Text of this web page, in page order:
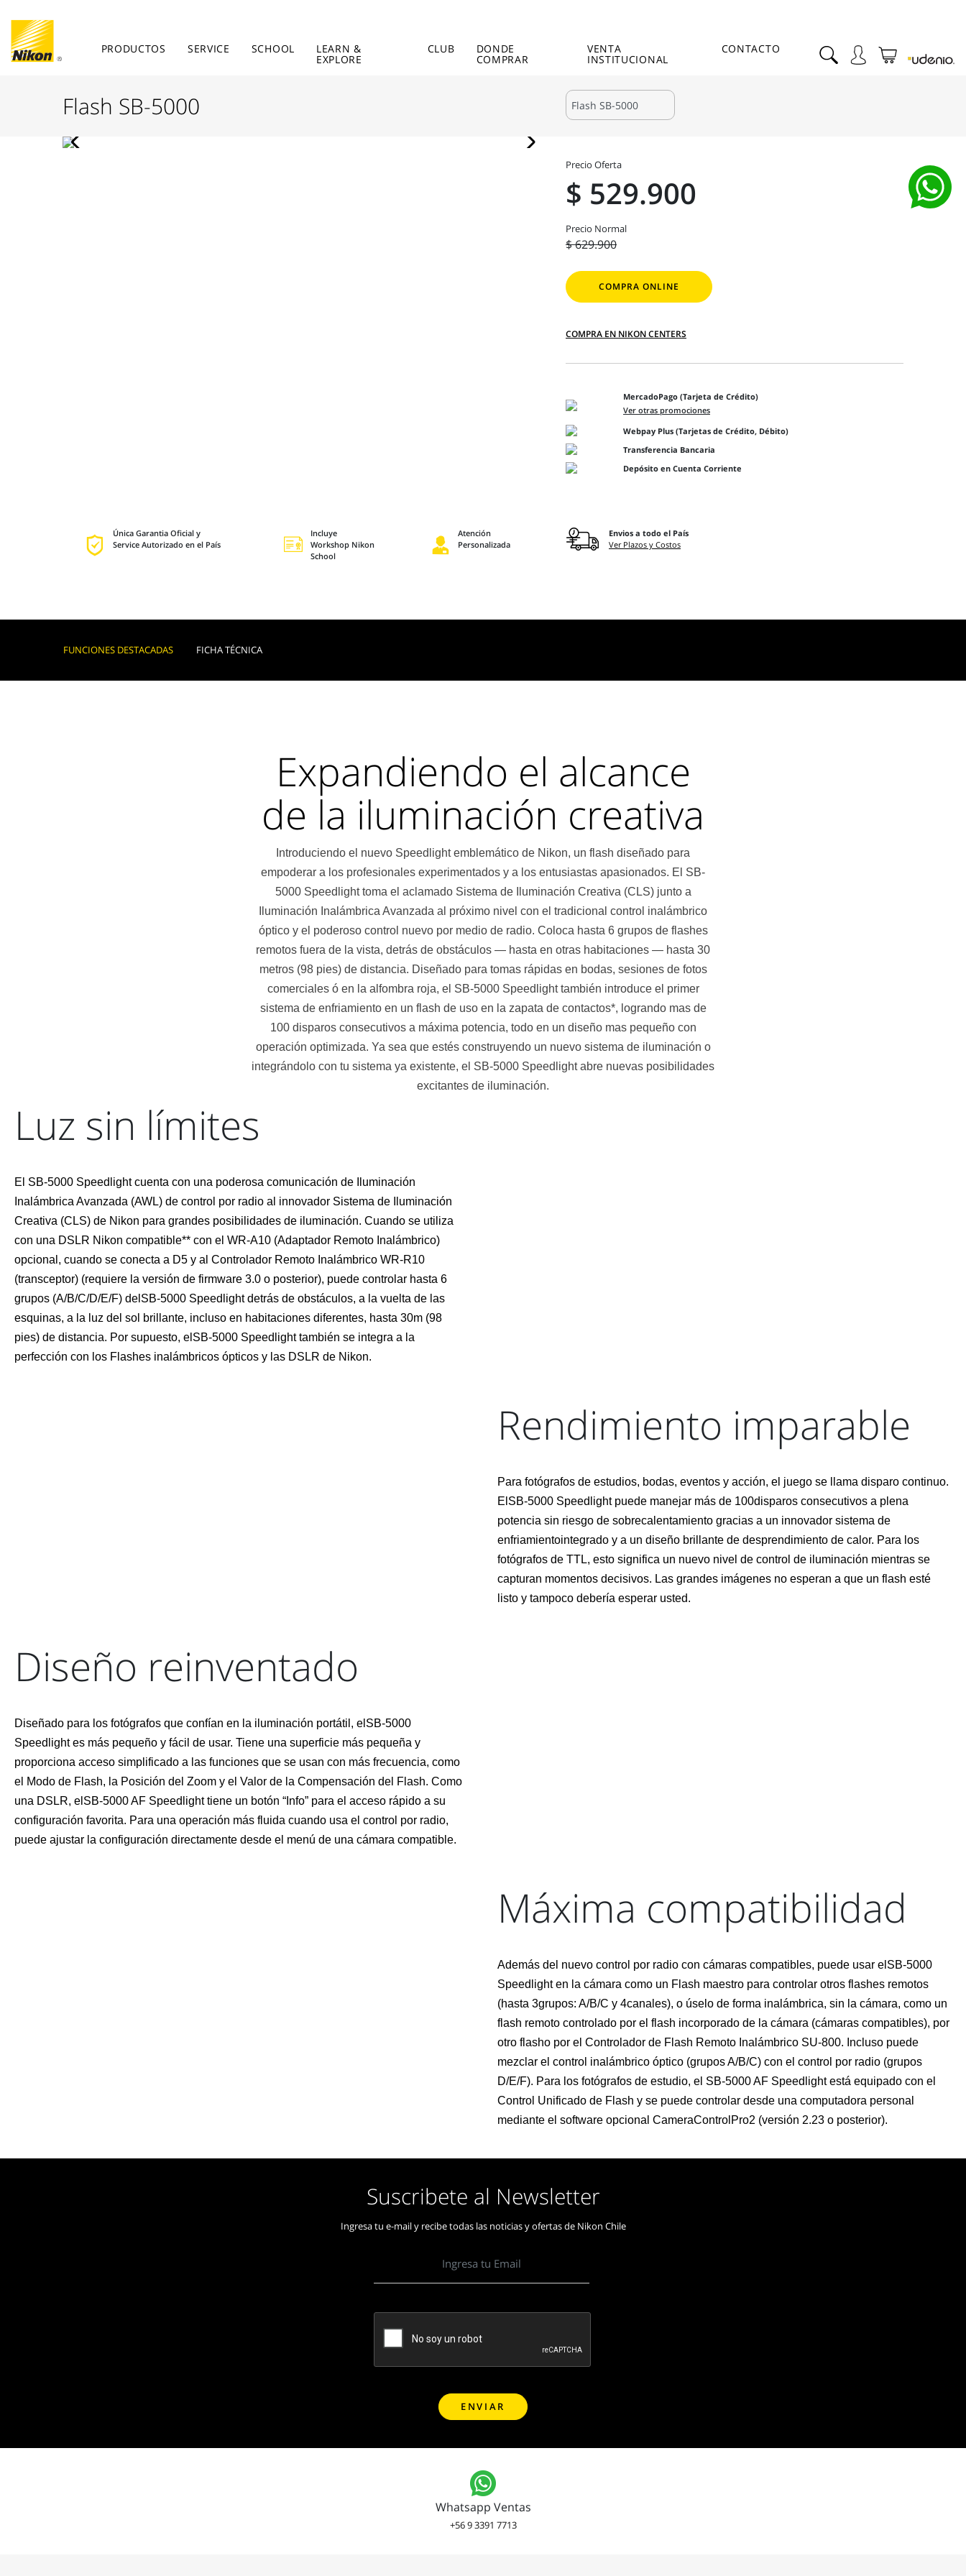
PRODUCTOS SERVICE SCHOOL LEARN &
EXPLORE
CLUB DONDE
COMPRAR
VENTA
INSTITUCIONAL
CONTACTO
Flash SB-5000
Precio Oferta
$ 529.900
Precio Normal
$ 629.900
COMPRA ONLINE
COMPRA EN NIKON CENTERS
MercadoPago (Tarjeta de Crédito)
Ver otras promociones
Webpay Plus (Tarjetas de Crédito, Débito)
Transferencia Bancaria
Depósito en Cuenta Corriente
Única Garantia Oficial y
Service Autorizado en el País
Incluye
Workshop Nikon
School
Atención
Personalizada
Envios a todo el País
Ver Plazos y Costos
FUNCIONES DESTACADAS FICHA TÉCNICA
Expandiendo el alcance
de la iluminación creativa
Introduciendo el nuevo Speedlight emblemático de Nikon, un flash diseñado para
empoderar a los profesionales experimentados y a los entusiastas apasionados. El SB-
5000 Speedlight toma el aclamado Sistema de Iluminación Creativa (CLS) junto a
Iluminación Inalámbrica Avanzada al próximo nivel con el tradicional control inalámbrico
óptico y el poderoso control nuevo por medio de radio. Coloca hasta 6 grupos de flashes
remotos fuera de la vista, detrás de obstáculos — hasta en otras habitaciones — hasta 30
metros (98 pies) de distancia. Diseñado para tomas rápidas en bodas, sesiones de fotos
comerciales ó en la alfombra roja, el SB-5000 Speedlight también introduce el primer
sistema de enfriamiento en un flash de uso en la zapata de contactos*, logrando mas de
100 disparos consecutivos a máxima potencia, todo en un diseño mas pequeño con
operación optimizada. Ya sea que estés construyendo un nuevo sistema de iluminación o
integrándolo con tu sistema ya existente, el SB-5000 Speedlight abre nuevas posibilidades
excitantes de iluminación.
Luz sin límites
El SB-5000 Speedlight cuenta con una poderosa comunicación de Iluminación
Inalámbrica Avanzada (AWL) de control por radio al innovador Sistema de Iluminación
Creativa (CLS) de Nikon para grandes posibilidades de iluminación. Cuando se utiliza
con una DSLR Nikon compatible** con el WR-A10 (Adaptador Remoto Inalámbrico)
opcional, cuando se conecta a D5 y al Controlador Remoto Inalámbrico WR-R10
(transceptor) (requiere la versión de firmware 3.0 o posterior), puede controlar hasta 6
grupos (A/B/C/D/E/F) delSB-5000 Speedlight detrás de obstáculos, a la vuelta de las
esquinas, a la luz del sol brillante, incluso en habitaciones diferentes, hasta 30m (98
pies) de distancia. Por supuesto, elSB-5000 Speedlight también se integra a la
perfección con los Flashes inalámbricos ópticos y las DSLR de Nikon.
Rendimiento imparable
Para fotógrafos de estudios, bodas, eventos y acción, el juego se llama disparo continuo.
ElSB-5000 Speedlight puede manejar más de 100disparos consecutivos a plena
potencia sin riesgo de sobrecalentamiento gracias a un innovador sistema de
enfriamientointegrado y a un diseño brillante de desprendimiento de calor. Para los
fotógrafos de TTL, esto significa un nuevo nivel de control de iluminación mientras se
capturan momentos decisivos. Las grandes imágenes no esperan a que un flash esté
listo y tampoco debería esperar usted.
Diseño reinventado
Diseñado para los fotógrafos que confían en la iluminación portátil, elSB-5000
Speedlight es más pequeño y fácil de usar. Tiene una superficie más pequeña y
proporciona acceso simplificado a las funciones que se usan con más frecuencia, como
el Modo de Flash, la Posición del Zoom y el Valor de la Compensación del Flash. Como
una DSLR, elSB-5000 AF Speedlight tiene un botón “Info” para el acceso rápido a su
configuración favorita. Para una operación más fluida cuando usa el control por radio,
puede ajustar la configuración directamente desde el menú de una cámara compatible.
Máxima compatibilidad
Además del nuevo control por radio con cámaras compatibles, puede usar elSB-5000
Speedlight en la cámara como un Flash maestro para controlar otros flashes remotos
(hasta 3grupos: A/B/C y 4canales), o úselo de forma inalámbrica, sin la cámara, como un
flash remoto controlado por el flash incorporado de la cámara (cámaras compatibles), por
otro flasho por el Controlador de Flash Remoto Inalámbrico SU-800. Incluso puede
mezclar el control inalámbrico óptico (grupos A/B/C) con el control por radio (grupos
D/E/F). Para los fotógrafos de estudio, el SB-5000 AF Speedlight está equipado con el
Control Unificado de Flash y se puede controlar desde una computadora personal
mediante el software opcional CameraControlPro2 (versión 2.23 o posterior).
Suscribete al Newsletter
Ingresa tu e-mail y recibe todas las noticias y ofertas de Nikon Chile
Whatsapp Ventas
+56 9 3391 7713